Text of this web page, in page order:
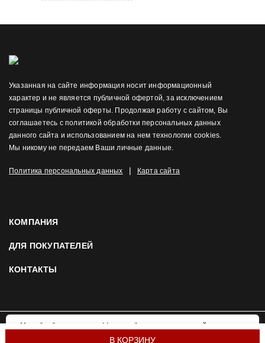
В КОРЗИНУ
Указанная на сайте информация носит информационный
характер и не является публичной офертой, за исключением
страницы публичной оферты. Продолжая работу с сайтом, Вы
соглашаетесь с политикой обработки персональных данных
данного сайта и использованием на нем технологии cookies.
Мы никому не передаем Ваши личные данные.
Политика персональных данных | Карта сайта
КОМПАНИЯ
ДЛЯ ПОКУПАТЕЛЕЙ
КОНТАКТЫ
Мы обрабатываем cookies, чтобы сделать наш сайт